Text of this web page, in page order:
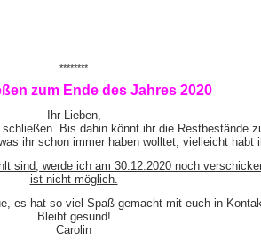
********
zum Ende des Jahres 2020
Ihr Lieben,
Bis dahin könnt ihr die Restbestände
ihr schon immer haben wolltet, vielleicht habt
sind, werde ich am 30.12.2020 noch
ist nicht möglich.
es hat so viel Spaß gemacht mit euch in
Bleibt gesund!
Carolin